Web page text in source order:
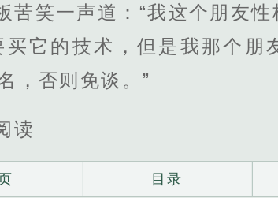
苦笑一声道：“我这个朋友
它的技术，但是我那个朋
，否则免谈。”
读
目录